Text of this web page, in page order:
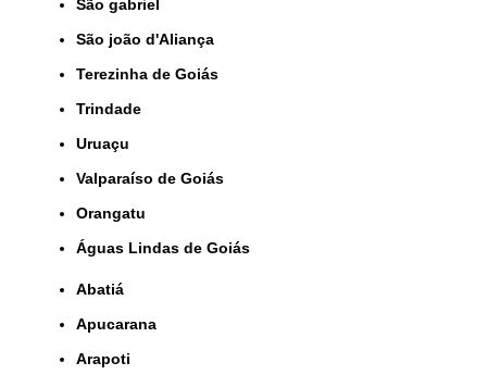
São gabriel
São joão d'Aliança
Terezinha de Goiás
Trindade
Uruaçu
Valparaíso de Goiás
orangatu
Águas Lindas de Goiás
Abatiá
Apucarana
Arapoti